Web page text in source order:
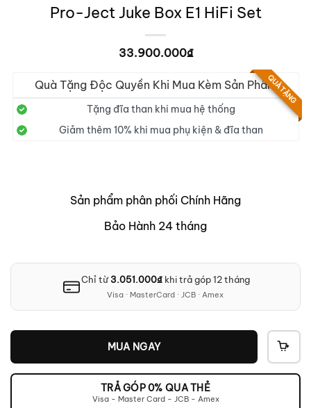
Pro-Ject Juke Box E1 HiFi Set
33.900.000₫
QUÀ TẶNG
Quà Tặng Độc Quyền Khi Mua Kèm Sản Phẩm
Tặng đĩa than khi mua hệ thống
Giảm thêm 10% khi mua phụ kiện & đĩa than
Sản phẩm phân phối Chính Hãng
Bảo Hành 24 tháng
Chỉ từ 3.051.000₫khi trả góp 12 tháng
Visa · MasterCard · JCB · Amex
MUA NGAY
TRẢ GÓP 0% QUA THẺ
Visa - Master Card - JCB - Amex